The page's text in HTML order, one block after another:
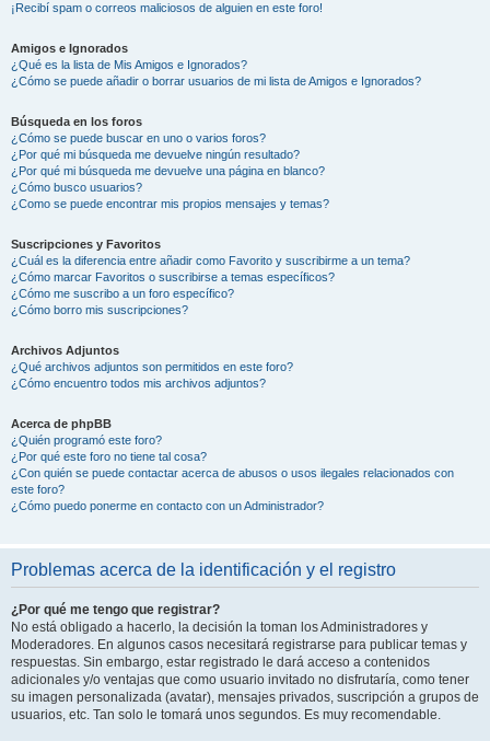
¡Recibí spam o correos maliciosos de alguien en este foro!
Amigos e Ignorados
¿Qué es la lista de Mis Amigos e Ignorados?
¿Cómo se puede añadir o borrar usuarios de mi lista de Amigos e Ignorados?
Búsqueda en los foros
¿Cómo se puede buscar en uno o varios foros?
¿Por qué mi búsqueda me devuelve ningún resultado?
¿Por qué mi búsqueda me devuelve una página en blanco?
¿Cómo busco usuarios?
¿Como se puede encontrar mis propios mensajes y temas?
Suscripciones y Favoritos
¿Cuál es la diferencia entre añadir como Favorito y suscribirme a un tema?
¿Cómo marcar Favoritos o suscribirse a temas específicos?
¿Cómo me suscribo a un foro específico?
¿Cómo borro mis suscripciones?
Archivos Adjuntos
¿Qué archivos adjuntos son permitidos en este foro?
¿Cómo encuentro todos mis archivos adjuntos?
Acerca de phpBB
¿Quién programó este foro?
¿Por qué este foro no tiene tal cosa?
¿Con quién se puede contactar acerca de abusos o usos ilegales relacionados con
este foro?
¿Cómo puedo ponerme en contacto con un Administrador?
Problemas acerca de la identificación y el registro
¿Por qué me tengo que registrar?
No está obligado a hacerlo, la decisión la toman los Administradores y
Moderadores. En algunos casos necesitará registrarse para publicar temas y
respuestas. Sin embargo, estar registrado le dará acceso a contenidos
adicionales y/o ventajas que como usuario invitado no disfrutaría, como tener
su imagen personalizada (avatar), mensajes privados, suscripción a grupos de
usuarios, etc. Tan solo le tomará unos segundos. Es muy recomendable.